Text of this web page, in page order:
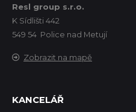
Resl group s.r.o.
K Sídlišti 442
549 54 Police nad Metují
Zobrazit na mapě
KANCELÁŘ